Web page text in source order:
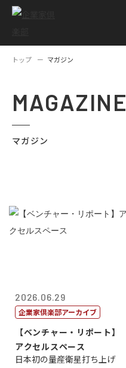
トップ マガジン
MAGAZINE
マガジン
2026.06.29
企業家倶楽部アーカイブ
【ベンチャー・リポート】
アクセルスペース
日本初の量産衛星打ち上げ